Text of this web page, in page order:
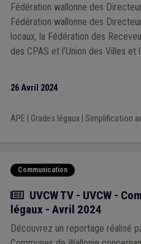
Fédération wallonne des
Fédération wallonne des
locaux, la Fédération des
des CPAS et l’Union des Villes
aux pouvoirs locaux est
bénéficient, et que la charge
26 Avril 2024
APE Grades légaux| Simplification
Communication
Actualité
UVCW TV - UVCW -
légaux - Avril 2024
Découvrez un reportage réalisé